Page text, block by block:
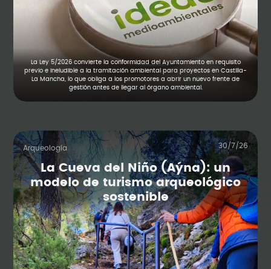
La Ley 5/2026 convierte la conformidad del Ayuntamiento en requisito
previo e ineludible a la tramitación ambiental para proyectos en Castilla-
La Mancha, lo que obliga a los promotores a abrir un nuevo frente de
gestión antes de llegar al órgano ambiental.
Arqueología 30/7/26
La Cueva del Niño (Aýna): un
modelo de turismo arqueológico
sostenible